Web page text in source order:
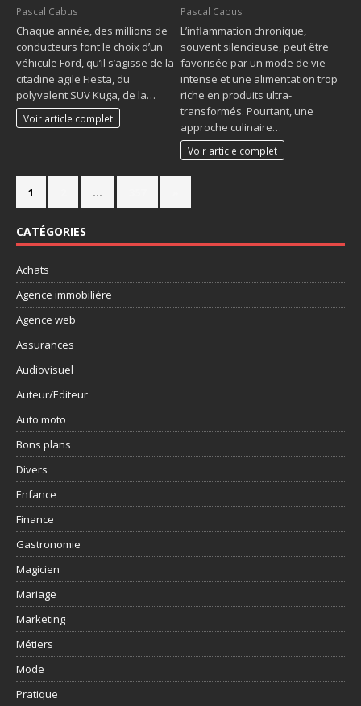
Pascal Cabus
Chaque année, des millions de
conducteurs font le choix d’un
véhicule Ford, qu’il s’agisse de la
citadine agile Fiesta, du
polyvalent SUV Kuga, de la…
Voir article complet
Pascal Cabus
L’inflammation chronique,
souvent silencieuse, peut être
favorisée par un mode de vie
intense et une alimentation trop
riche en produits ultra-
transformés. Pourtant, une
approche culinaire…
Voir article complet
1 …
CATÉGORIES
Achats
Agence immobilière
Agence web
Assurances
Audiovisuel
Auteur/Editeur
Auto moto
Bons plans
Divers
Enfance
Finance
Gastronomie
Magicien
Mariage
Marketing
Métiers
Mode
Pratique